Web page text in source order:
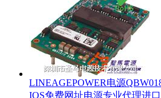
LINEAGEPOWER电源
IOS免费网址电源专业代理进